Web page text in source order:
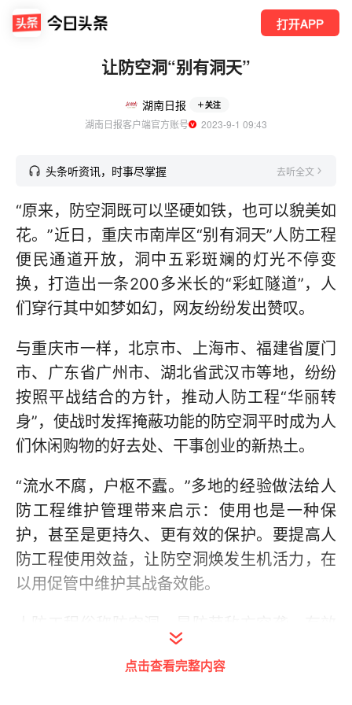
打开APP
让防空洞“别有洞天”
湖南日报 关注
湖南日报客户端官方账号
  2023-9-1 09:43
头条听资讯，时事尽掌握 去听全文
“原来，防空洞既可以坚硬如铁，也可以貌美如
花。”近日，重庆市南岸区“别有洞天”人防工程
便民通道开放，洞中五彩斑斓的灯光不停变
换，打造出一条200多米长的“彩虹隧道”，人
们穿行其中如梦如幻，网友纷纷发出赞叹。
与重庆市一样，北京市、上海市、福建省厦门
市、广东省广州市、湖北省武汉市等地，纷纷
按照平战结合的方针，推动人防工程“华丽转
身”，使战时发挥掩蔽功能的防空洞平时成为人
们休闲购物的好去处、干事创业的新热土。
“流水不腐，户枢不蠹。”多地的经验做法给人
防工程维护管理带来启示：使用也是一种保
护，甚至是更持久、更有效的保护。要提高人
防工程使用效益，让防空洞焕发生机活力，在
以用促管中维护其战备效能。
掩蔽人员物资、保存战争潜力的重要设施。近
年来，全国各地结合民用建筑建设和单独建设
点击查看完整内容